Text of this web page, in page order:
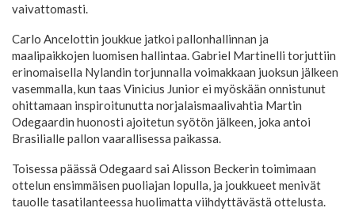
vaivattomasti.
Carlo Ancelottin joukkue jatkoi pallonhallinnan ja
maalipaikkojen luomisen hallintaa. Gabriel Martinelli torjuttiin
erinomaisella Nylandin torjunnalla voimakkaan juoksun jälkeen
vasemmalla, kun taas Vinicius Junior ei myöskään onnistunut
ohittamaan inspiroitunutta norjalaismaalivahtia Martin
Odegaardin huonosti ajoitetun syötön jälkeen, joka antoi
Brasilialle pallon vaarallisessa paikassa.
Toisessa päässä Odegaard sai Alisson Beckerin toimimaan
ottelun ensimmäisen puoliajan lopulla, ja joukkueet menivät
tauolle tasatilanteessa huolimatta viihdyttävästä ottelusta.